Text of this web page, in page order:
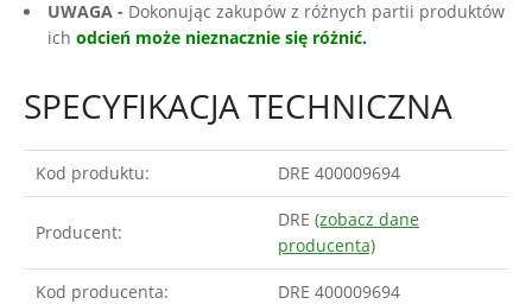
UWAGA - Dokonując zakupów z różnych partii produktów
ich odcień może nieznacznie się różnić.
SPECYFIKACJA TECHNICZNA
Kod produktu: DRE 400009694
Producent:
DRE (zobacz dane
producenta)
Kod producenta: DRE 400009694